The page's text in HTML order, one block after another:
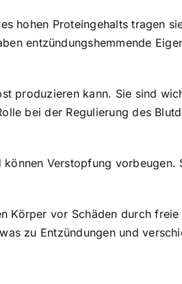
hohen Proteingehalts tragen
entzündungshemmende
produzieren kann. Sie sind
bei der Regulierung des
Verstopfung
vor Schäden durch
zu Entzündungen und